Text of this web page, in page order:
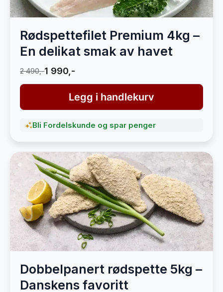
Rødspettefilet Premium 4kg –
En delikat smak av havet
2 490,-1 990,-
Legg i handlekurv
Bli Fordelskunde og spar penger
Dobbelpanert rødspette 5kg –
Danskens favoritt